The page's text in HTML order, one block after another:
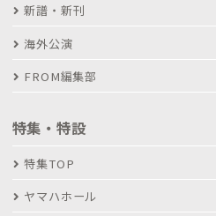
新譜・新刊
海外公演
FROM編集部
特集・特設
特集TOP
ヤマハホール